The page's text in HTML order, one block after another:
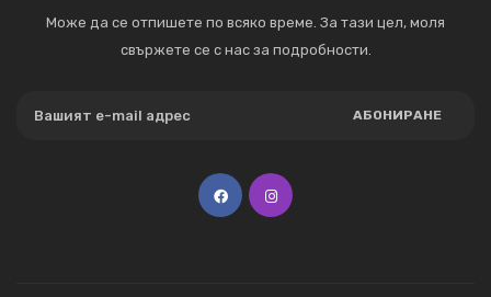
Може да се отпишете по всяко време. За тази цел, моля
свържете се с нас за подробности.
АБОНИРАНЕ